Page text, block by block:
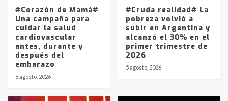
#Corazón de Mamá#
Una campaña para
cuidar la salud
cardiovascular
antes, durante y
después del
embarazo
6 agosto, 2026
#Cruda realidad# La
pobreza volvió a
subir en Argentina y
alcanzó el 30% en el
primer trimestre de
2026
5 agosto, 2026